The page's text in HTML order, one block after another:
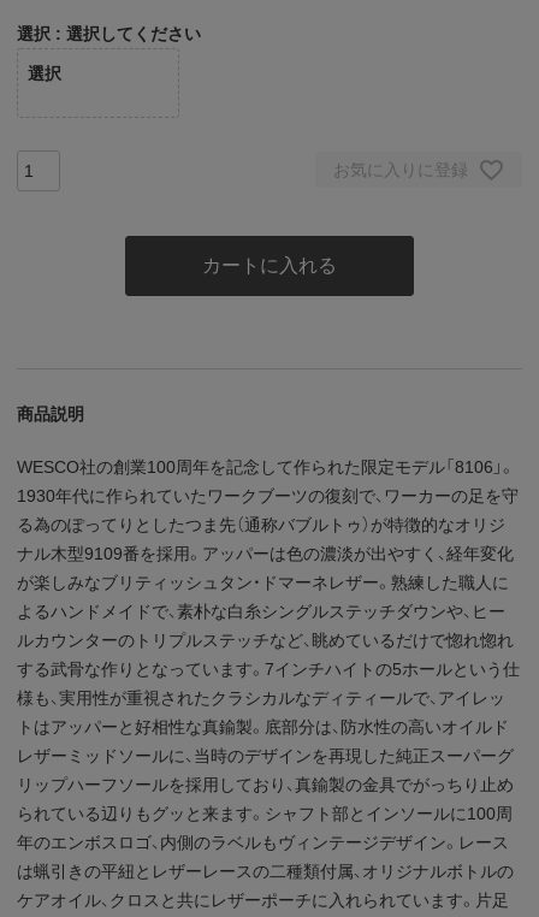
選択 選択してください
選択
お気に入りに登録
カートに入れる
商品説明
WESCO社の創業100周年を記念して作られた限定モデル「8106」。
1930年代に作られていたワークブーツの復刻で、ワーカーの足を守
る為のぽってりとしたつま先（通称バブルトゥ）が特徴的なオリジ
ナル木型9109番を採用。アッパーは色の濃淡が出やすく、経年変化
が楽しみなブリティッシュタン・ドマーネレザー。熟練した職人に
よるハンドメイドで、素朴な白糸シングルステッチダウンや、ヒー
ルカウンターのトリプルステッチなど、眺めているだけで惚れ惚れ
する武骨な作りとなっています。7インチハイトの5ホールという仕
様も、実用性が重視されたクラシカルなディティールで、アイレッ
トはアッパーと好相性な真鍮製。底部分は、防水性の高いオイルド
レザーミッドソールに、当時のデザインを再現した純正スーパーグ
リップハーフソールを採用しており、真鍮製の金具でがっちり止め
られている辺りもグッと来ます。シャフト部とインソールに100周
年のエンボスロゴ、内側のラベルもヴィンテージデザイン。レース
は蝋引きの平紐とレザーレースの二種類付属、オリジナルボトルの
ケアオイル、クロスと共にレザーポーチに入れられています。片足